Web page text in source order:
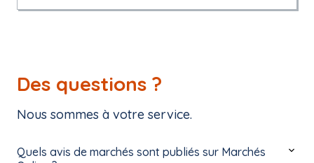
Des questions ?
Nous sommes à votre service.
Quels avis de marchés sont publiés sur Marchés